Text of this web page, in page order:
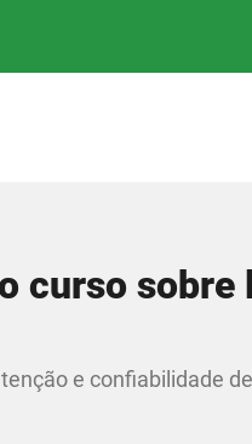
curso
e confiabilidade